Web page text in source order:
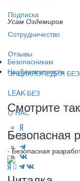
Подписка
Сотрудничество
Отзывы
ЭНЦИКЛОПЕДИЯ
LEAK-БЕЗ
О НАС
Усам Оздемиров
Безопасникам
Нацбезопасность
Смотрите
Безопасная
- Безопасная